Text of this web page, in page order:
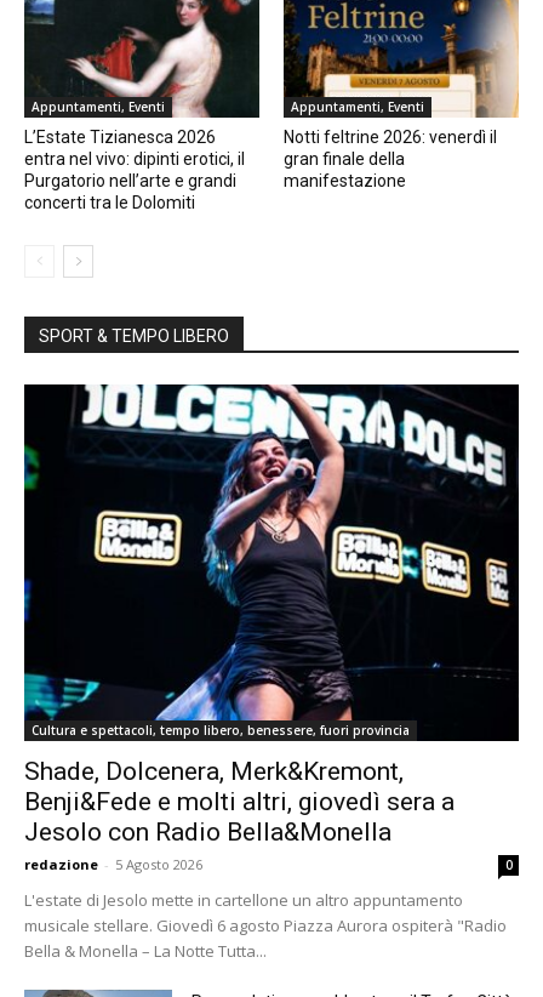
Appuntamenti, Eventi
L’Estate Tizianesca 2026
entra nel vivo: dipinti erotici, il
Purgatorio nell’arte e grandi
concerti tra le Dolomiti
Appuntamenti, Eventi
Notti feltrine 2026: venerdì il
gran finale della
manifestazione
SPORT & TEMPO LIBERO
Cultura e spettacoli, tempo libero, benessere, fuori provincia
Shade, Dolcenera, Merk&Kremont,
Benji&Fede e molti altri, giovedì sera a
Jesolo con Radio Bella&Monella
redazione - 5 Agosto 2026 0
L'estate di Jesolo mette in cartellone un altro appuntamento
musicale stellare. Giovedì 6 agosto Piazza Aurora ospiterà "Radio
Bella & Monella – La Notte Tutta...